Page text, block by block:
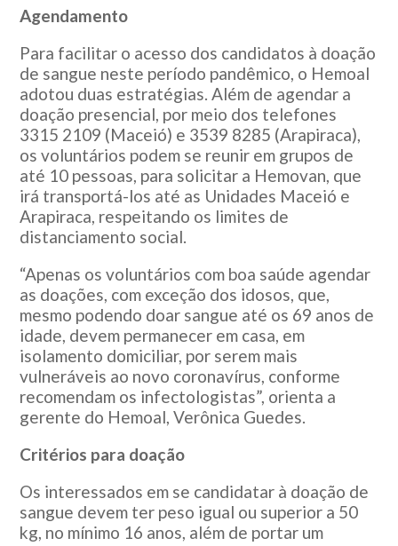
Agendamento
Para facilitar o acesso dos candidatos à doação
de sangue neste período pandêmico, o Hemoal
adotou duas estratégias. Além de agendar a
doação presencial, por meio dos telefones
3315 2109 (Maceió) e 3539 8285 (Arapiraca),
os voluntários podem se reunir em grupos de
até 10 pessoas, para solicitar a Hemovan, que
irá transportá-los até as Unidades Maceió e
Arapiraca, respeitando os limites de
distanciamento social.
“Apenas os voluntários com boa saúde agendar
as doações, com exceção dos idosos, que,
mesmo podendo doar sangue até os 69 anos de
idade, devem permanecer em casa, em
isolamento domiciliar, por serem mais
vulneráveis ao novo coronavírus, conforme
recomendam os infectologistas”, orienta a
gerente do Hemoal, Verônica Guedes.
Critérios para doação
Os interessados em se candidatar à doação de
sangue devem ter peso igual ou superior a 50
kg, no mínimo 16 anos, além de portar um